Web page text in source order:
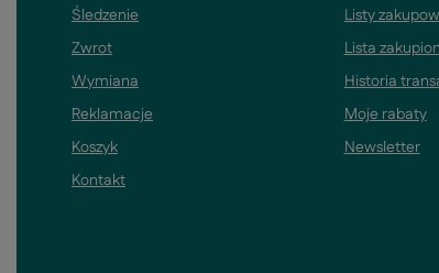
Śledzenie
Zwrot
Wymiana
Reklamacje
Koszyk
Kontakt
Listy
Lista
Historia
Moje rabaty
Newsletter